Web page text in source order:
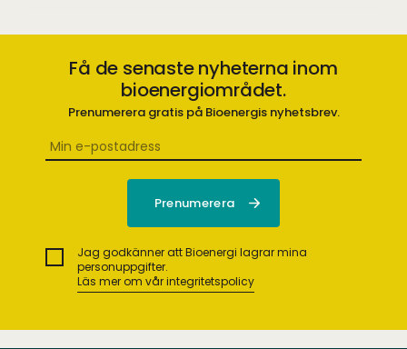
Få de senaste nyheterna inom
bioenergiområdet.
Prenumerera gratis på Bioenergis nyhetsbrev.
Jag godkänner att Bioenergi lagrar mina
personuppgifter.
Läs mer om vår integritetspolicy